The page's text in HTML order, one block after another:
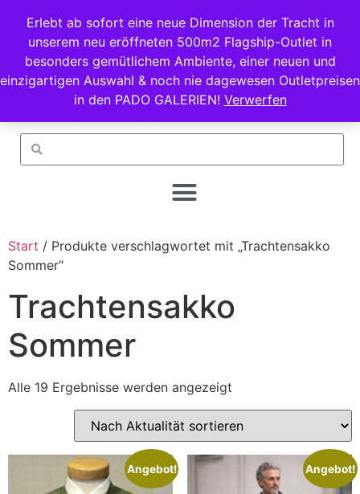
Erlebt ab sofort eine neue Dimension der Tracht in
unserem neu eröffneten 500m2 Flagship-Outlet in
besonders gemütlichem Ambiente, einer neuen und
einzigartigen Auswahl & noch nie dagewesen Outletpreisen
in den PADO GALERIEN! Verwerfen
Start / Produkte verschlagwortet mit „Trachtensakko
Sommer“
Trachtensakko
Sommer
Alle 19 Ergebnisse werden angezeigt
Angebot! Angebot!